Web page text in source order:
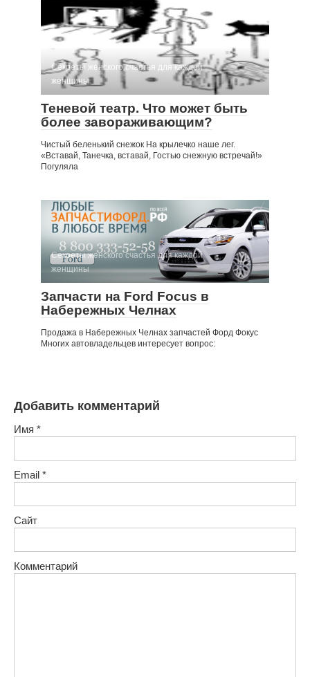
Секреты женского счастья для каждой
женщины
Теневой театр. Что может быть
более завораживающим?
Чистый беленький снежок На крылечко наше лег.
«Вставай, Танечка, вставай, Гостью снежную встречай!»
Погуляла
Секреты женского счастья для каждой
женщины
Запчасти на Ford Focus в
Набережных Челнах
Продажа в Набережных Челнах запчастей Форд Фокус
Многих автовладельцев интересует вопрос:
Добавить комментарий
Имя *
Email *
Сайт
Комментарий